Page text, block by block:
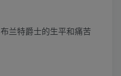
布兰特爵士的生平和痛苦